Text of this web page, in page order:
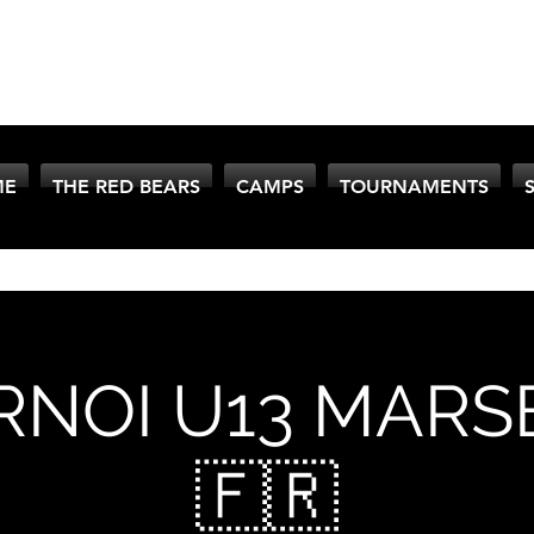
THE RED BEARS CAMPS TOURNAMENTS
U13
🇫🇷